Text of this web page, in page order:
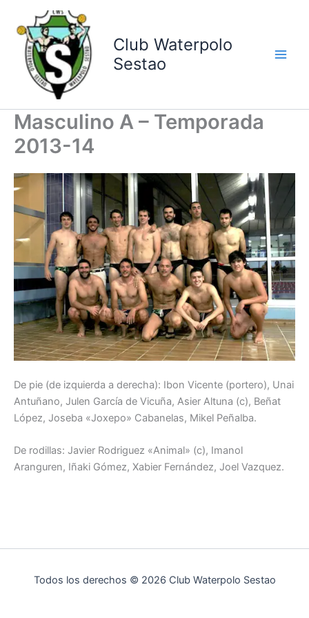
contenido
Club Waterpolo
Sestao
Masculino A – Temporada
2013-14
De pie (de izquierda a derecha): Ibon Vicente (portero), Unai
Antuñano, Julen García de Vicuña, Asier Altuna (c), Beñat
López, Joseba «Joxepo» Cabanelas, Mikel Peñalba.
De rodillas: Javier Rodriguez «Animal» (c), Imanol
Aranguren, Iñaki Gómez, Xabier Fernández, Joel Vazquez.
Todos los derechos © 2026 Club Waterpolo Sestao